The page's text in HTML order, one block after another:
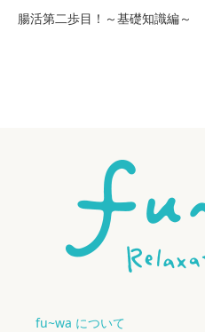
腸活第二歩目！～基礎知識編～
fu~wa について